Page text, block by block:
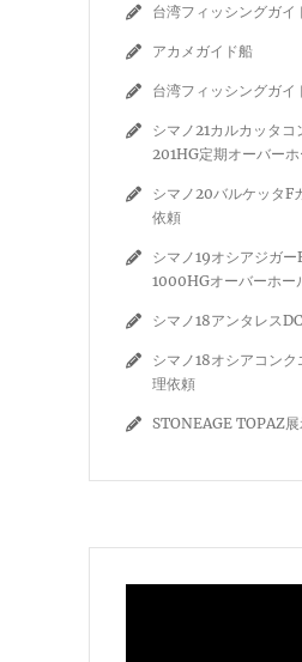
台湾フィッシングガイ
アカメガイド船
台湾フィッシングガイ
シマノ21カルカッタコ
201HG定期オーバー
シマノ20バルケッタF
依頼
シマノ19オシアジガー
1000HGオーバーホー
シマノ18アンタレス
シマノ18オシアコン
理依頼
STONEAGE TOPAZ